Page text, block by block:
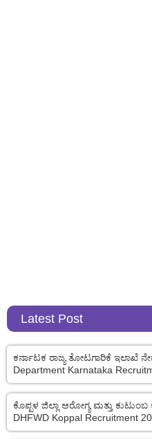
Latest Post
ಕರ್ನಾಟಕ ರಾಜ್ಯ ತೋಟಗಾರಿಕೆ ಇಲಾಖೆ
Department Karnataka
ಕೊಪ್ಪಳ ಜಿಲ್ಲಾ ಆರೋಗ್ಯ ಮತ್ತು
DHFWD Koppal Recruitment